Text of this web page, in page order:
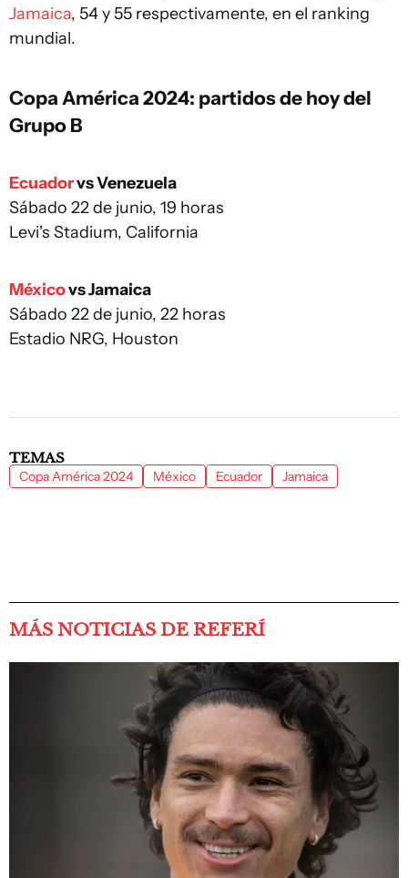
Jamaica, 54 y 55 respectivamente, en el ranking
mundial.
Copa América 2024: partidos de hoy del
Grupo B
Ecuadorvs Venezuela
Sábado 22 de junio, 19 horas
Levi's Stadium, California
Méxicovs Jamaica
Sábado 22 de junio, 22 horas
Estadio NRG, Houston
TEMAS
Copa América 2024 México Ecuador Jamaica
MÁS NOTICIAS DE REFERÍ